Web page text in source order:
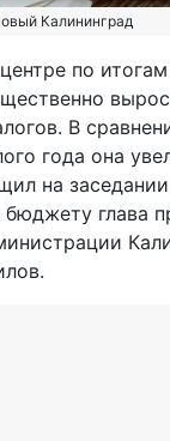
Калининград
по
В
года она
на
бюджету глава